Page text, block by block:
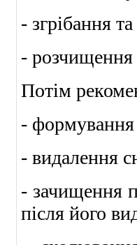
- згрібання
- розчищення
Потім
- формування
- видалення
- зачищення
після його